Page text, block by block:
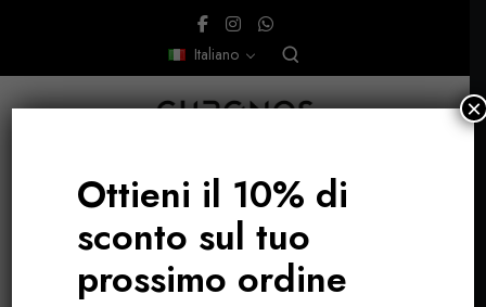
Italiano
Ottieni il 10% di
sconto sul tuo
prossimo ordine
×